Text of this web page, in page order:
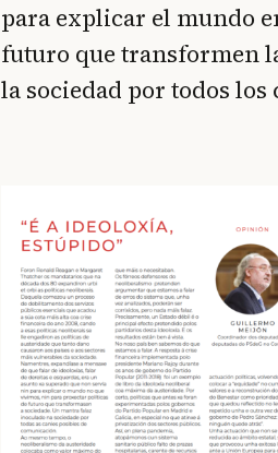
para explicar el mundo
futuro que transformen
la sociedad por todos